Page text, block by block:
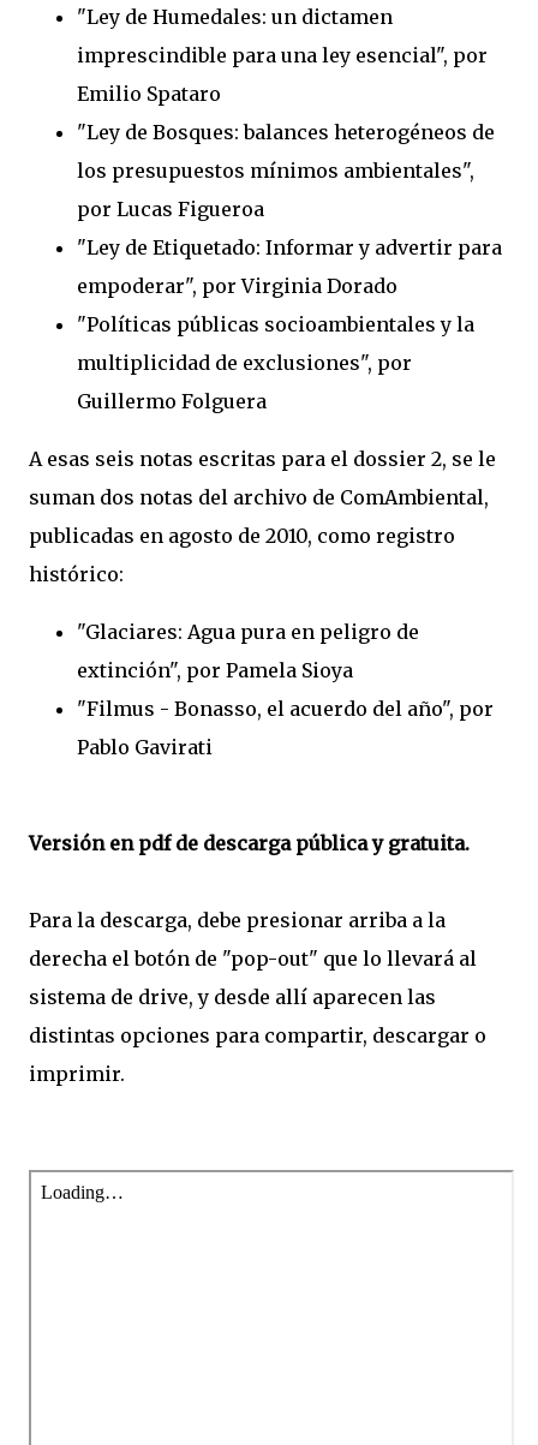
"Ley de Humedales: un dictamen
imprescindible para una ley esencial", por
Emilio Spataro
"Ley de Bosques: balances heterogéneos de
los presupuestos mínimos ambientales",
por Lucas Figueroa
"Ley de Etiquetado: Informar y advertir para
empoderar", por Virginia Dorado
"Políticas públicas socioambientales y la
multiplicidad de exclusiones", por
Guillermo Folguera
A esas seis notas escritas para el dossier 2, se le
suman dos notas del archivo de ComAmbiental,
publicadas en agosto de 2010, como registro
histórico:
"Glaciares: Agua pura en peligro de
extinción", por Pamela Sioya
"Filmus - Bonasso, el acuerdo del año", por
Pablo Gavirati
Versión en pdf de descarga pública y gratuita.
Para la descarga, debe presionar arriba a la
derecha el botón de "pop-out" que lo llevará al
sistema de drive, y desde allí aparecen las
distintas opciones para compartir, descargar o
imprimir.